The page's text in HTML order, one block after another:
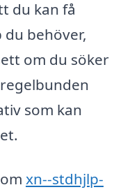
du kan få
behöver,
om du söker
som kan
xn--stdhjlp-